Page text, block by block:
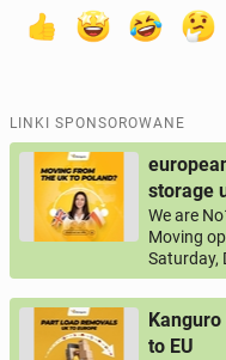
LINKI SPONSOROWANE
storage
We are
Moving
Saturday,
to EU